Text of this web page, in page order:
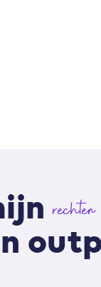
rechten